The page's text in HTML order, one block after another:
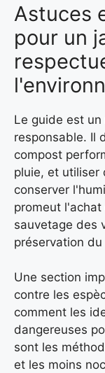
Astuces
pour un
Le guide est
responsable. Il
compost
pluie, et utiliser
conserver
promeut
sauvetage des
préservation
Une section
contre les
comment les
dangereuses
sont les
et les moins